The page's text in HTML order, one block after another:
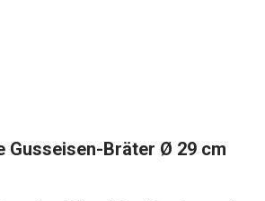
Gusseisen-Bräter Ø 29 cm